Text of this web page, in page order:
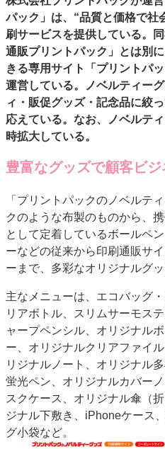
2022 見える化・MIS特集
特集・デジタル印刷 アイデアで勝負！
JAPAN PACK 2023 特集
中古印刷機
特集・デジタル印刷 ～ 新成長軌道を描く
案内
発刊案内
JFPI印刷用語集
運営
会社案内
購読・購入申し込
お問い合わせ
パック」は、“品質と価格で社
刷サービスを提供している。
通販プリントパック」とは別
きる専用サイト「プリントパ
運営している。ノベルティー
ィ・販促グッズ・記念品に絞
応えている。なお、ノベルテ
時拡大している。
豊富なグッズで顧客ビ
「プリントパックのノベルテ
クのような布製のものから、
として定着しているボールペ
ーなどの従来から印刷通販サ
ーまで、多彩なオリジナルグ
主なメニューは、エコバッグ
リアボトル、スリムサーモス
ャープペンシル、オリジナル
ー、オリジナルクリアファイ
リジナルノート、オリジナル
蛍光ペン、オリジナルカバー
スクケース、オリジナル傘（
ジナル下敷き、iPhoneケース
グ小袋など。